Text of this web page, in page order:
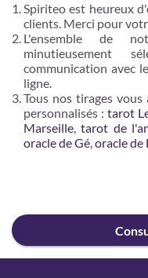
Spiriteo est heureux
clients. Merci pour
L'ensemble de
minutieusement
communication avec
ligne.
Tous nos tirages
personnalisés :tarot
Marseille,tarot de
oracle de Gé,oracle de